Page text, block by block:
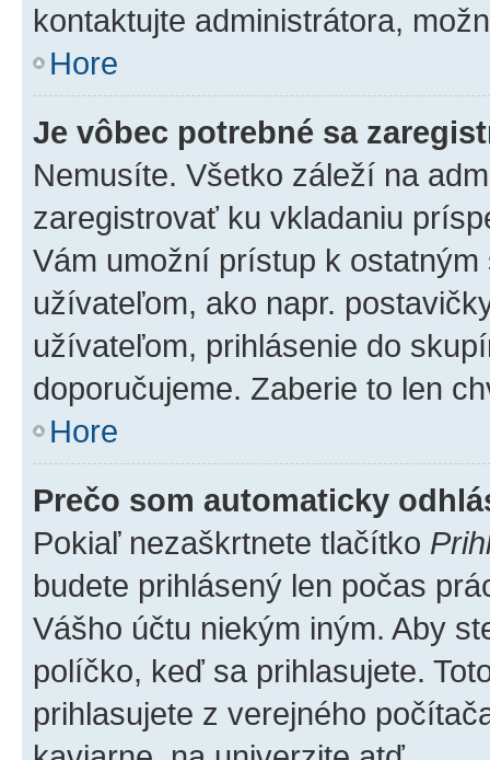
kontaktujte administrátora,
Hore
Je vôbec potrebné sa
Nemusíte. Všetko záleží na
zaregistrovať ku vkladaniu
Vám umožní prístup k
užívateľom, ako napr.
užívateľom, prihlásenie do
doporučujeme. Zaberie to len
Hore
Prečo som automaticky
Pokiaľ nezaškrtnete tlačítko
budete prihlásený len počas
Vášho účtu niekým iným. Aby
políčko, keď sa prihlasujete.
prihlasujete z verejného